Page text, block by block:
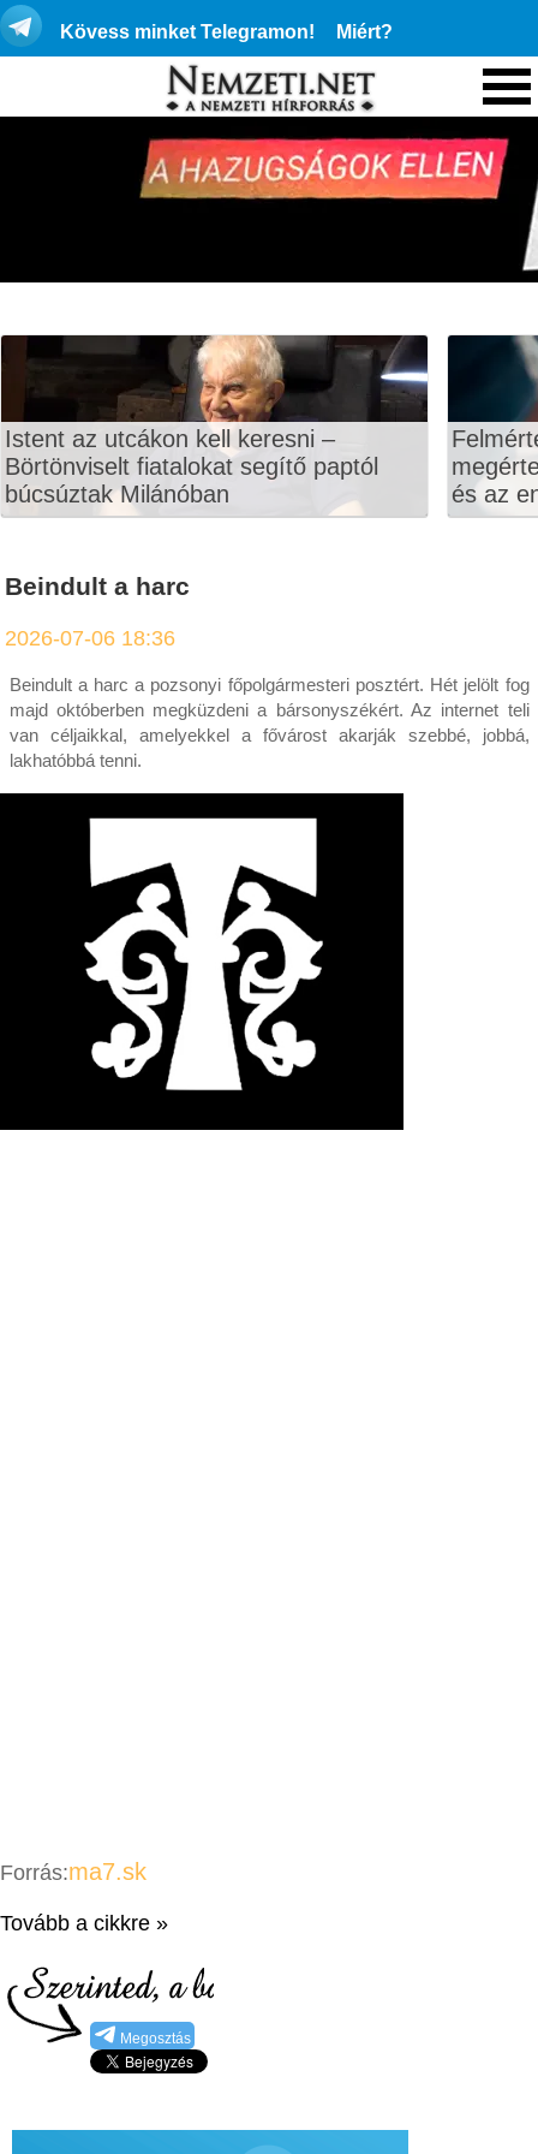
Kövess minket Telegramon! Miért?
Istent az utcákon kell keresni –
Börtönviselt fiatalokat segítő paptól
búcsúztak Milánóban
és az
Beindult a harc
2026-07-06 18:36
Beindult a harc a pozsonyi főpolgármesteri posztért. Hét jelölt fog
majd októberben megküzdeni a bársonyszékért. Az internet teli
van céljaikkal, amelyekkel a fővárost akarják szebbé, jobbá,
lakhatóbbá tenni.
Forrás:ma7.sk
Tovább a cikkre »
Megosztás